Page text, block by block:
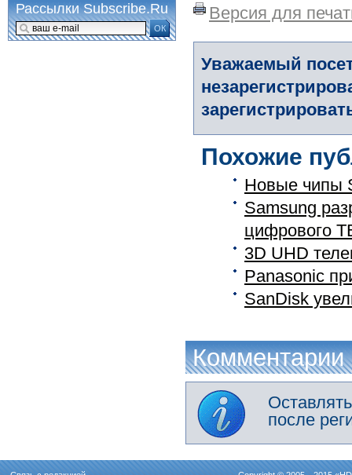
Версия для
Уважаемый
Похожие
Новые чипы
Samsung
цифрового
3D UHD
Panasonic
SanDisk
Комментарии
после
Рассылки Subscribe.Ru
ОК